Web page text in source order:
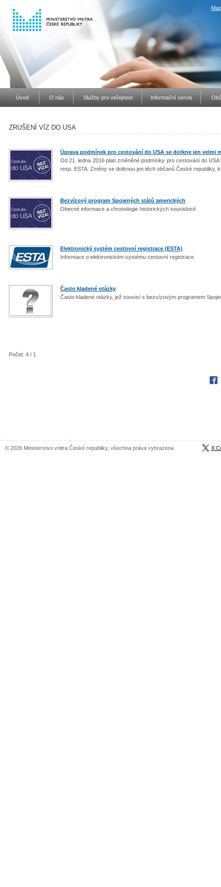
Úvod O nás Služby pro veřejnost Informační servis
ZRUŠENÍ VÍZ DO USA
Úprava podmínek pro cestování do USA se dotkne jen velmi
Od 21. ledna 2016 platí změněné podmínky pro cestování do
resp. ESTA. Změny se dotknou jen těch občanů České republiky,
Bezvízový program Spojených států amerických
Obecné informace a chronologie historických souvislostí
Elektronický systém cestovní registrace (ESTA)
Informace o elektronickém systému cestovní registrace
Často kladené otázky
Často kladené otázky, jež souvisí s bezvízovým programem
Počet: 4 / 1
© 2026 Ministerstvo vnitra České republiky, všechna práva vyhrazena X